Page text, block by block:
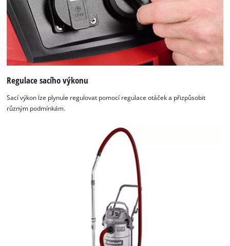
Regulace sacího výkonu
Sací výkon lze plynule regulovat pomocí regulace otáček a přizpůsobit
různým podmínkám.